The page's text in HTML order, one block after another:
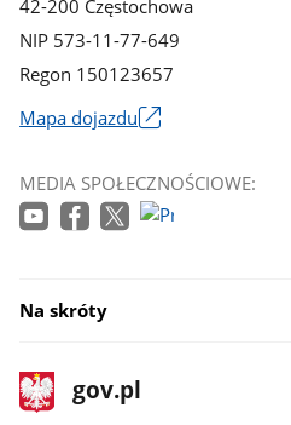
42-200 Częstochowa
NIP 573-11-77-649
Regon 150123657
Mapa dojazdu
się
w
MEDIA SPOŁECZNOŚCIOWE:
Na skróty
stopka
gov.pl
Strona
gov.pl